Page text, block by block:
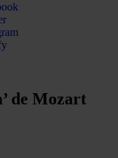
de Mozart